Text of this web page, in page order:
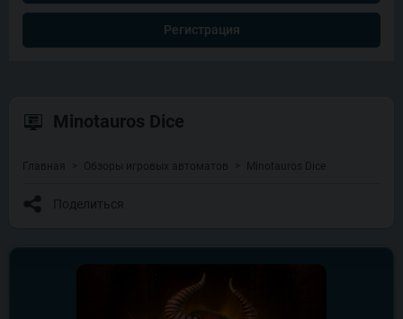
Minotauros Dice
Главная Обзоры игровых автоматов Minotauros Dice
Поделиться
Регистрация